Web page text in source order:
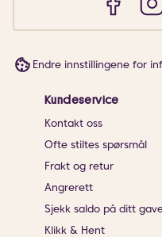
Endre innstillingene for
Kundeservice
Kontakt oss
Ofte stiltes spørsmål
Frakt og retur
Angrerett
Sjekk saldo på ditt
Klikk & Hent